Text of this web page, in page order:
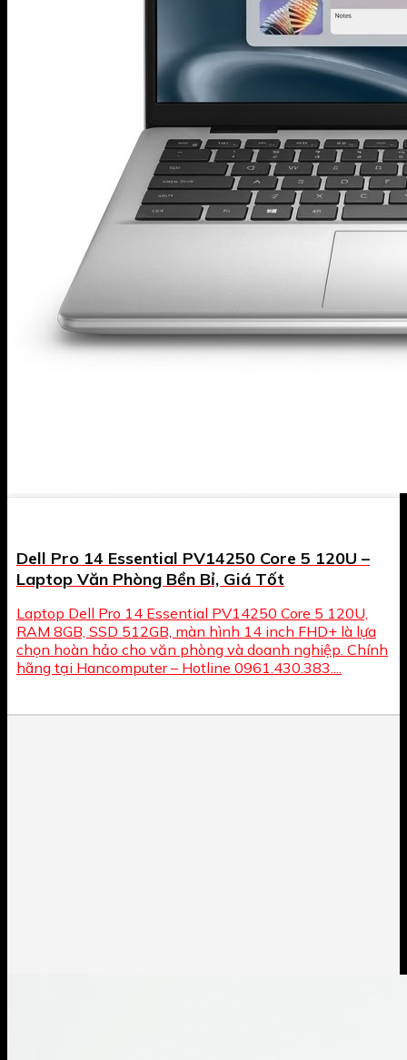
Dell Pro 14 Essential PV14250 Core 5 120U –
Laptop Văn Phòng Bền Bỉ, Giá Tốt
Laptop Dell Pro 14 Essential PV14250 Core 5 120U,
RAM 8GB, SSD 512GB, màn hình 14 inch FHD+ là lựa
chọn hoàn hảo cho văn phòng và doanh nghiệp. Chính
hãng tại Hancomputer – Hotline 0961.430.383....